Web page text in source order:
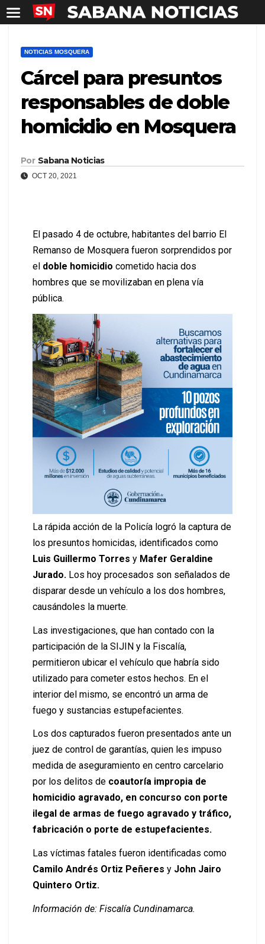
NOTICIAS MOSQUERA
Cárcel para presuntos
responsables de doble
homicidio en Mosquera
Por Sabana Noticias
OCT 20, 2021
El pasado 4 de octubre, habitantes del barrio El
Remanso de Mosquera fueron sorprendidos por
el doble homicidio cometido hacia dos
hombres que se movilizaban en plena vía
pública.
La rápida acción de la Policía logró la captura de
los presuntos homicidas, identificados como
Luis Guillermo Torres y Mafer Geraldine
Jurado. Los hoy procesados son señalados de
disparar desde un vehículo a los dos hombres,
causándoles la muerte.
Las investigaciones, que han contado con la
participación de la SIJIN y la Fiscalía,
permitieron ubicar el vehículo que habría sido
utilizado para cometer estos hechos. En el
interior del mismo, se encontró un arma de
fuego y sustancias estupefacientes.
Los dos capturados fueron presentados ante un
juez de control de garantías, quien les impuso
medida de aseguramiento en centro carcelario
por los delitos de coautoría impropia de
homicidio agravado, en concurso con porte
ilegal de armas de fuego agravado y tráfico,
fabricación o porte de estupefacientes.
Las víctimas fatales fueron identificadas como
Camilo Andrés Ortiz Peñeres y John Jairo
Quintero Ortiz.
Información de: Fiscalía Cundinamarca.